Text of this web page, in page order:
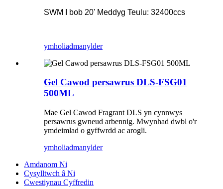
SWM I bob 20' Meddyg Teulu: 32400ccs
ymholiadmanylder
Gel Cawod persawrus DLS-FSG01
500ML
Mae Gel Cawod Fragrant DLS yn cynnwys
persawrus gwneud arbennig. Mwynhad dwbl o'r
ymdeimlad o gyffwrdd ac arogli.
ymholiadmanylder
Amdanom Ni
Cysylltwch â Ni
Cwestiynau Cyffredin